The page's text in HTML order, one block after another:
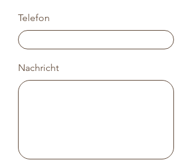
Telefon
Nachricht